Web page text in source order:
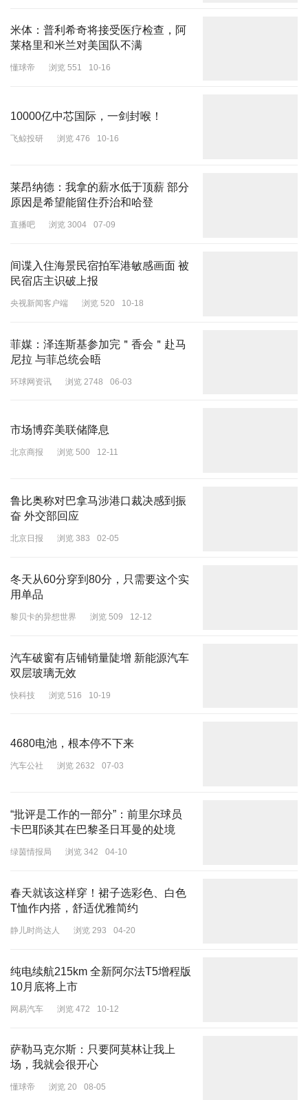
米体：普利希奇将接受医疗检查，阿
莱格里和米兰对美国队不满
懂球帝 浏览 551 10-16
10000亿中芯国际，一剑封喉！
飞鲸投研 浏览 476 10-16
莱昂纳德：我拿的薪水低于顶薪 部分
原因是希望能留住乔治和哈登
直播吧 浏览 3004 07-09
间谍入住海景民宿拍军港敏感画面 被
民宿店主识破上报
央视新闻客户端 浏览 520 10-18
菲媒：泽连斯基参加完＂香会＂赴马
尼拉 与菲总统会晤
环球网资讯 浏览 2748 06-03
市场博弈美联储降息
北京商报 浏览 500 12-11
鲁比奥称对巴拿马涉港口裁决感到振
奋 外交部回应
北京日报 浏览 383 02-05
冬天从60分穿到80分，只需要这个实
用单品
黎贝卡的异想世界 浏览 509 12-12
汽车破窗有店铺销量陡增 新能源汽车
双层玻璃无效
快科技 浏览 516 10-19
4680电池，根本停不下来
汽车公社 浏览 2632 07-03
“批评是工作的一部分”：前里尔球员
卡巴耶谈其在巴黎圣日耳曼的处境
绿茵情报局 浏览 342 04-10
春天就该这样穿！裙子选彩色、白色
T恤作内搭，舒适优雅简约
静儿时尚达人 浏览 293 04-20
纯电续航215km 全新阿尔法T5增程版
10月底将上市
网易汽车 浏览 472 10-12
萨勒马克尔斯：只要阿莫林让我上
场，我就会很开心
懂球帝 浏览 20 08-05